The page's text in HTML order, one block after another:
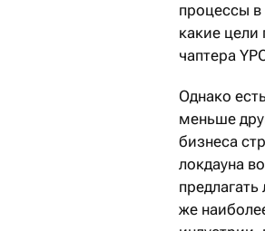
процессы
какие цели
чаптера
Однако
меньше
бизнеса
локдауна
же